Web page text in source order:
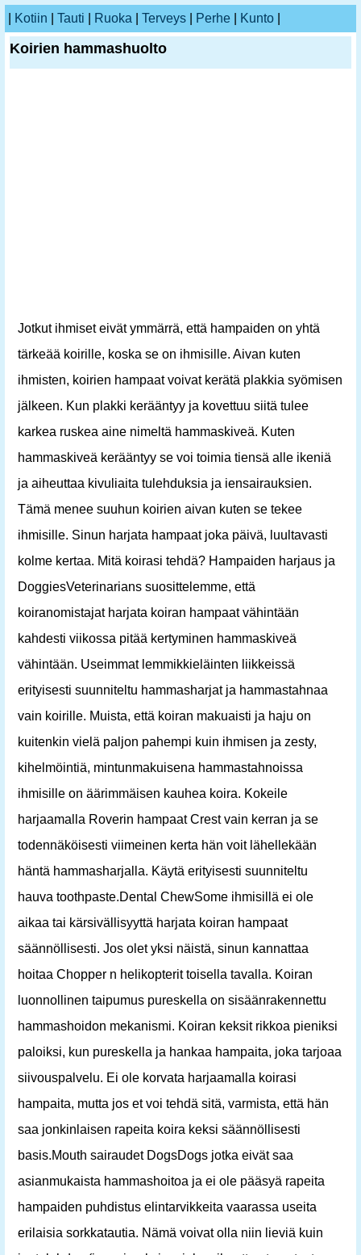
Kotiin Tauti Ruoka Terveys Perhe Kunto
Koirien hammashuolto
Jotkut ihmiset eivät ymmärrä, että hampaiden on yhtä
tärkeää koirille, koska se on ihmisille. Aivan kuten
ihmisten, koirien hampaat voivat kerätä plakkia syömisen
jälkeen. Kun plakki kerääntyy ja kovettuu siitä tulee
karkea ruskea aine nimeltä hammaskiveä. Kuten
hammaskiveä kerääntyy se voi toimia tiensä alle ikeniä
ja aiheuttaa kivuliaita tulehduksia ja iensairauksien.
Tämä menee suuhun koirien aivan kuten se tekee
ihmisille. Sinun harjata hampaat joka päivä, luultavasti
kolme kertaa. Mitä koirasi tehdä? Hampaiden harjaus ja
DoggiesVeterinarians suosittelemme, että
koiranomistajat harjata koiran hampaat vähintään
kahdesti viikossa pitää kertyminen hammaskiveä
vähintään. Useimmat lemmikkieläinten liikkeissä
erityisesti suunniteltu hammasharjat ja hammastahnaa
vain koirille. Muista, että koiran makuaisti ja haju on
kuitenkin vielä paljon pahempi kuin ihmisen ja zesty,
kihelmöintiä, mintunmakuisena hammastahnoissa
ihmisille on äärimmäisen kauhea koira. Kokeile
harjaamalla Roverin hampaat Crest vain kerran ja se
todennäköisesti viimeinen kerta hän voit lähellekään
häntä hammasharjalla. Käytä erityisesti suunniteltu
hauva toothpaste.Dental ChewSome ihmisillä ei ole
aikaa tai kärsivällisyyttä harjata koiran hampaat
säännöllisesti. Jos olet yksi näistä, sinun kannattaa
hoitaa Chopper n helikopterit toisella tavalla. Koiran
luonnollinen taipumus pureskella on sisäänrakennettu
hammashoidon mekanismi. Koiran keksit rikkoa pieniksi
paloiksi, kun pureskella ja hankaa hampaita, joka tarjoaa
siivouspalvelu. Ei ole korvata harjaamalla koirasi
hampaita, mutta jos et voi tehdä sitä, varmista, että hän
saa jonkinlaisen rapeita koira keksi säännöllisesti
basis.Mouth sairaudet DogsDogs jotka eivät saa
asianmukaista hammashoitoa ja ei ole pääsyä rapeita
hampaiden puhdistus elintarvikkeita vaarassa useita
erilaisia ​​sorkkatautia. Nämä voivat olla niin lieviä kuin